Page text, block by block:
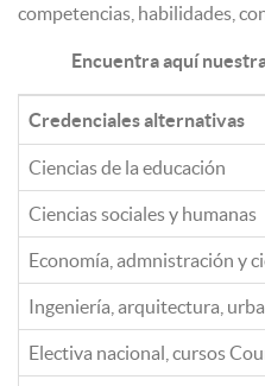
competencias, habilidades,
Encuentra aquí
Credenciales alternativas
Ciencias de la educación
Ciencias sociales y humanas
Economía, admnistración y
Ingeniería, arquitectura,
Electiva nacional, cursos